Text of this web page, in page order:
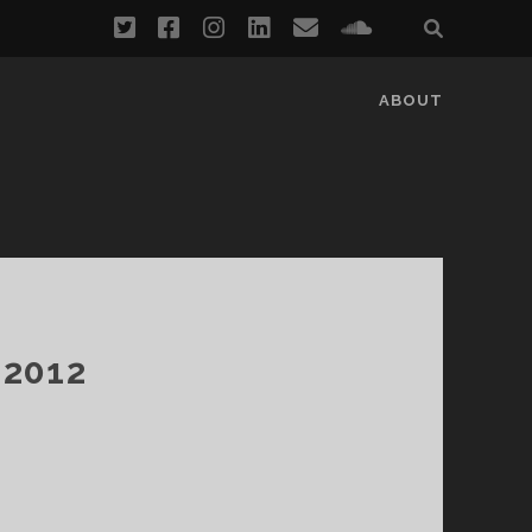
twitterfacebookinstagram
linkedin
emailsoundcloud
ABOUT